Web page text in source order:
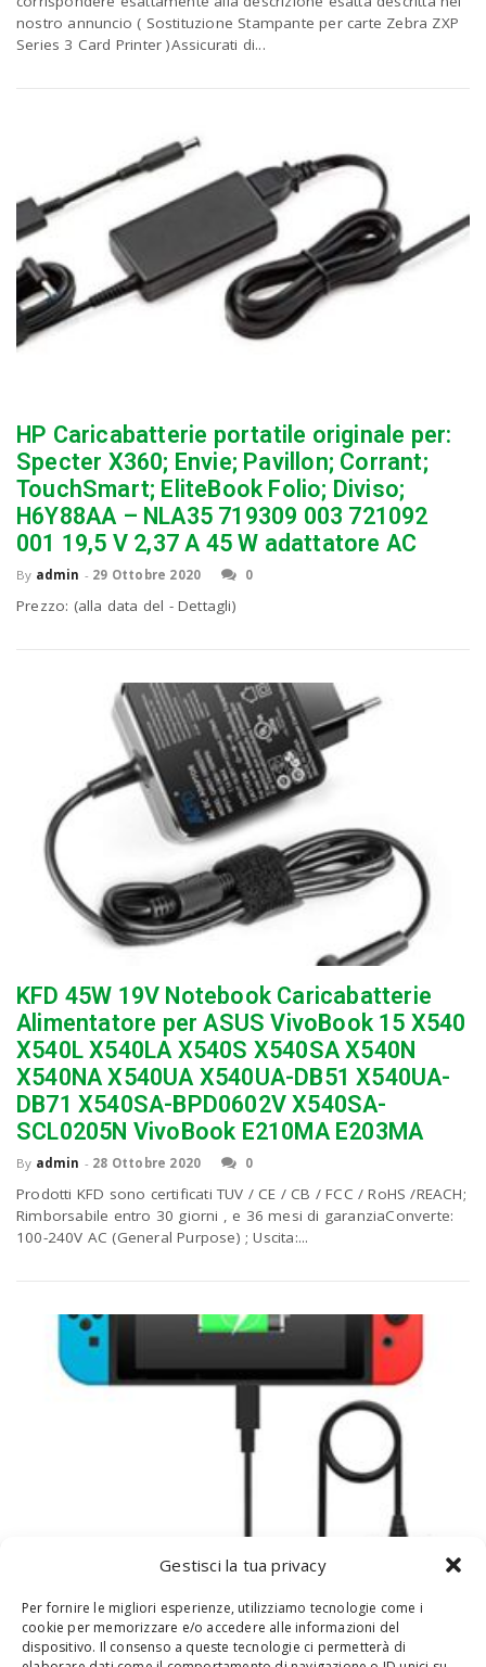
Gestisci la tua privacy
Per fornire le migliori esperienze, utilizziamo tecnologie come i
cookie per memorizzare e/o accedere alle informazioni del
dispositivo. Il consenso a queste tecnologie ci permetterà di
nostro annuncio ( Sostituzione Stampante per carte Zebra ZXP
Series 3 Card Printer )Assicurati di...
HP Caricabatterie portatile originale per:
Specter X360; Envie; Pavillon; Corrant;
TouchSmart; EliteBook Folio; Diviso;
H6Y88AA – NLA35 719309 003 721092
001 19,5 V 2,37 A 45 W adattatore AC
By admin - 29 Ottobre 2020 0
Prezzo: (alla data del - Dettagli)
KFD 45W 19V Notebook Caricabatterie
Alimentatore per ASUS VivoBook 15 X540
X540L X540LA X540S X540SA X540N
X540NA X540UA X540UA-DB51 X540UA-
DB71 X540SA-BPD0602V X540SA-
SCL0205N VivoBook E210MA E203MA
By admin - 28 Ottobre 2020 0
Prodotti KFD sono certificati TUV / CE / CB / FCC / RoHS /REACH;
Rimborsabile entro 30 giorni , e 36 mesi di garanziaConverte:
100-240V AC (General Purpose) ; Uscita:...
FYOUNG – Caricabatteria da auto per
Nintendo Switch e Switch Lite, adattatore